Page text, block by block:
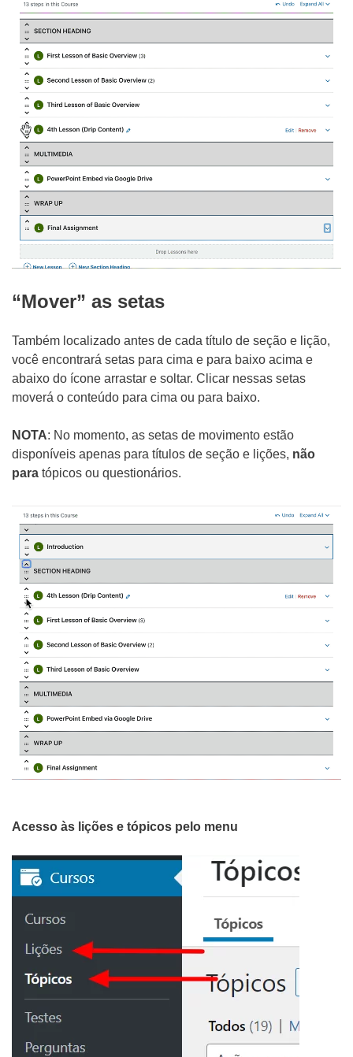
“Mover” as setas
Também localizado antes de cada título de seção e lição,
você encontrará setas para cima e para baixo acima e
abaixo do ícone arrastar e soltar. Clicar nessas setas
moverá o conteúdo para cima ou para baixo.
NOTA: No momento, as setas de movimento estão
disponíveis apenas para títulos de seção e lições, não
para tópicos ou questionários.
Acesso às lições e tópicos pelo menu